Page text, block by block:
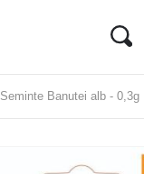
Seminte Banutei alb - 0,3g